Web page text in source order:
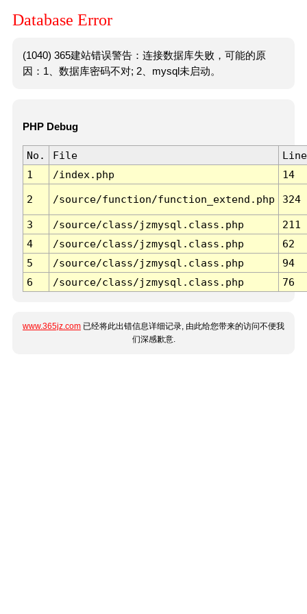
Database Error
(1040) 365建站错误警告：连接数据库失败，可能的原
因：1、数据库密码不对; 2、mysql未启动。
PHP Debug
No. File
Line
1
/index.php 14
2 /source/function/function_extend.php 324
3 /source/class/jzmysql.class.php
211
4
/source/class/jzmysql.class.php
62
5
/source/class/jzmysql.class.php
94
6
/source/class/jzmysql.class.php 76
www.365jz.com 已经将此出错信息详细记录, 由此给您带来的访问不便我
们深感歉意.